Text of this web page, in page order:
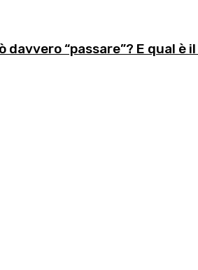
“passare”? E qual è